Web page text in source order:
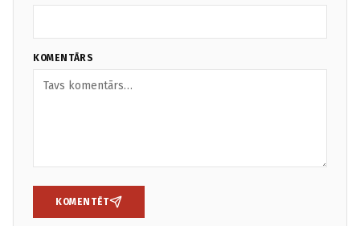
KOMENTĀRS
KOMENTĒT